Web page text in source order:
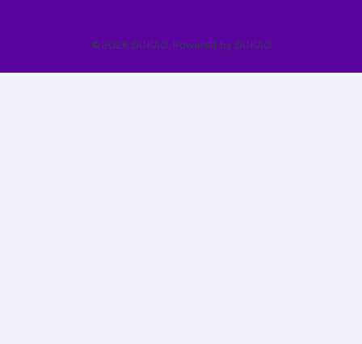
© 2026 DUKAO. Powered by DUKAO